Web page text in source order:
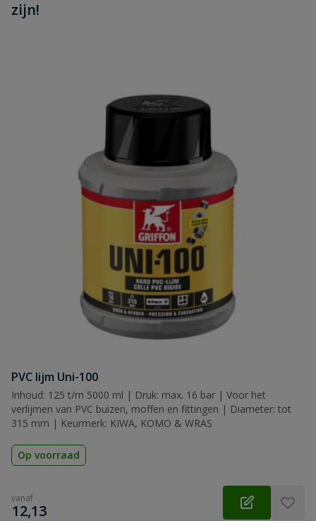
zijn!
PVC lijm Uni-100
Inhoud: 125 t/m 5000 ml | Druk: max. 16 bar | Voor het
verlijmen van PVC buizen, moffen en fittingen | Diameter: tot
315 mm | Keurmerk: KIWA, KOMO & WRAS
Op voorraad
vanaf
€
12,13